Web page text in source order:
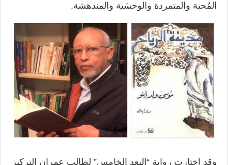
المُحبة والمتمردة والوحشية والمندهشة.
وقد اختارت رواية “البعد الخامس” لطالب عمران التركيز